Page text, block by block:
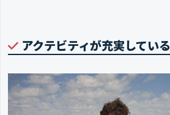
アクテビティが充実している